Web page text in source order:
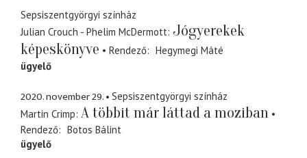
Sepsiszentgyörgyi színház
Julian Crouch - Phelim McDermott Jógyerekek
képeskönyve
Rendező
Hegymegi Máté
ügyelő
2020. november 29.
Sepsiszentgyörgyi színház
Martin Crimp A többit már láttad a moziban
Rendező
Botos Bálint
ügyelő